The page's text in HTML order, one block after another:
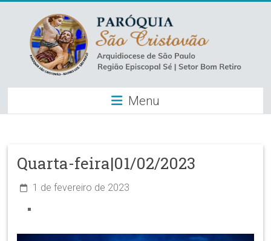
content
Paróquia
São
–
Luz
São
Menu
Quarta-feira|01/02/2023
1 de fevereiro de 2023